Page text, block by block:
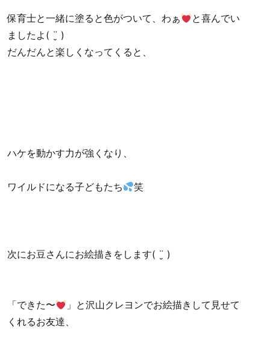
保育士と一緒に塗ると色がついて、わぁ
と喜んでい
ましたよ( ¨̮ )
だんだんと楽しくなってくると、
ハケを動かす力が強くなり、
ワイルドになる子どもたち 笑
次にお豆さんにお絵描きをします( ¨̮ )
「できた〜
」と沢山クレヨンでお絵描きして見せて
くれるお友達、